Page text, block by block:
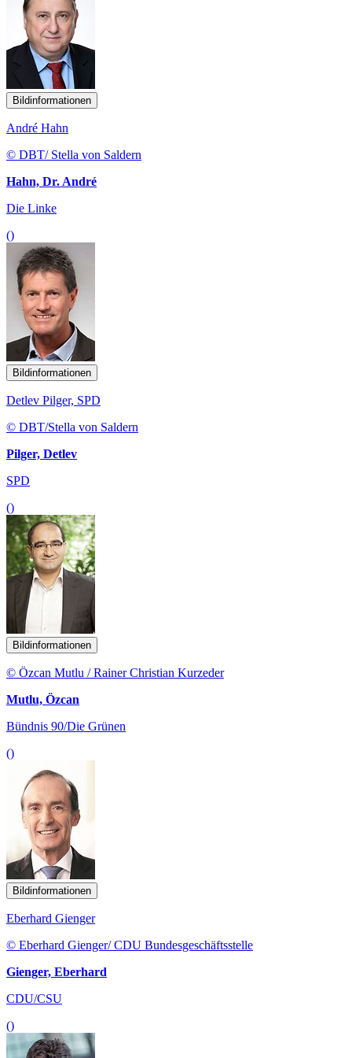
Bildinformationen
André Hahn
© DBT/ Stella von Saldern
Hahn, Dr. André
Die Linke
()
Bildinformationen
Detlev Pilger, SPD
© DBT/Stella von Saldern
Pilger, Detlev
SPD
()
Bildinformationen
© Özcan Mutlu / Rainer Christian Kurzeder
Mutlu, Özcan
Bündnis 90/Die Grünen
()
Bildinformationen
Eberhard Gienger
© Eberhard Gienger/ CDU Bundesgeschäftsstelle
Gienger, Eberhard
CDU/CSU
()